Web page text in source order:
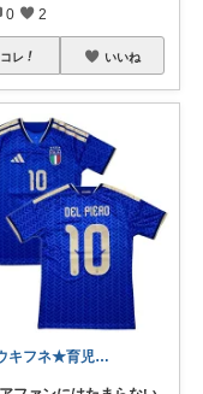
0 2
コレ いいね
ウキフネ★育児・子育てが楽になるアイテム